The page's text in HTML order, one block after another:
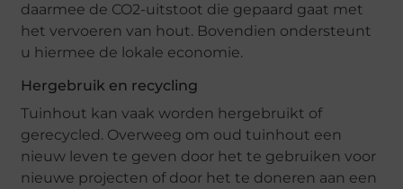
daarmee de CO2-uitstoot die gepaard gaat met
het vervoeren van hout. Bovendien ondersteunt
u hiermee de lokale economie.
Hergebruik en recycling
Tuinhout kan vaak worden hergebruikt of
gerecycled. Overweeg om oud tuinhout een
nieuw leven te geven door het te gebruiken voor
nieuwe projecten of door het te doneren aan een